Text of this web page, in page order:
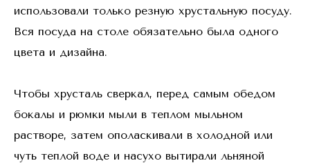
использовали только резную хрустальную посуду.
Вся посуда на столе обязательно была одного
цвета и дизайна.
Чтобы хрусталь сверкал, перед самым обедом
бокалы и рюмки мыли в теплом мыльном
растворе, затем ополаскивали в холодной или
чуть теплой воде и насухо вытирали льняной